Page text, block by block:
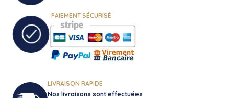
PAIEMENT SÉCURISÉ
LIVRAISON RAPIDE
Nos livraisons sont effectuées